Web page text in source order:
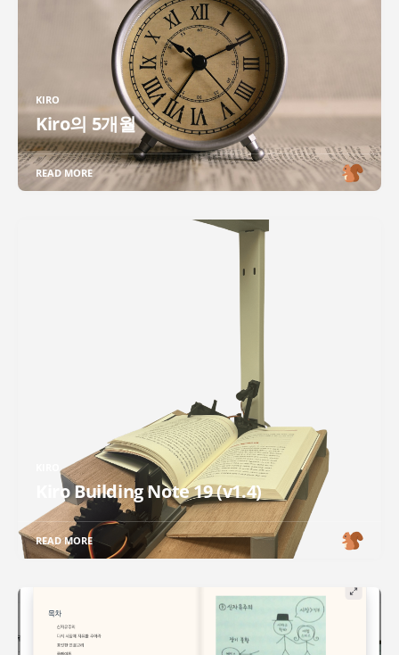
KIRO
Kiro의 5개월
READ MORE
Kiro Building Note 19 (v1.4)
READ MORE